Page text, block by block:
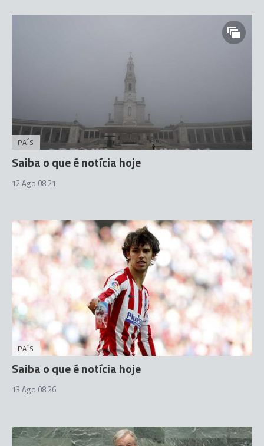
PAÍS
Saiba o que é notícia hoje
12 Ago 08:21
PAÍS
Saiba o que é notícia hoje
13 Ago 08:26